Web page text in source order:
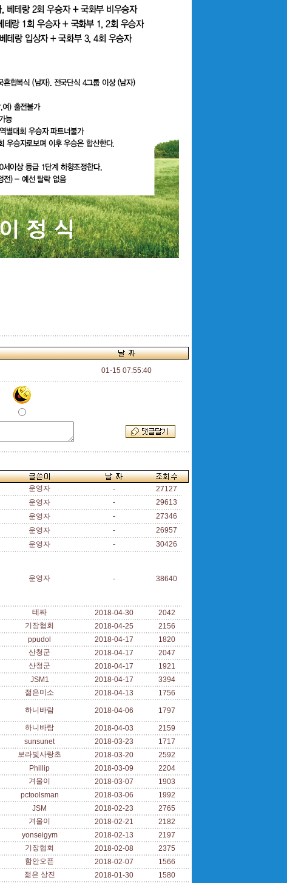
01-15 07:55:40
운영자 -
27127
운영자 -
29613
운영자 -
27346
운영자 -
26957
운영자 - 30426
운영자 - 38640
테짜 2018-04-30
2042
기장협회 2018-04-25
2156
ppudol 2018-04-17
1820
산청군 2018-04-17
2047
산청군 2018-04-17
1921
JSM1 2018-04-17
3394
젊은미소 2018-04-13 1756
하니바람 2018-04-06 1797
하니바람 2018-04-03
2159
sunsunet 2018-03-23
1717
보라빛사랑초 2018-03-20
2592
Phillip 2018-03-09
2204
겨울이 2018-03-07
1903
pctoolsman 2018-03-06
1992
JSM 2018-02-23
2765
겨울이 2018-02-21
2182
yonseigym 2018-02-13
2197
기장협회 2018-02-08
2375
함안오픈 2018-02-07
1566
젊은 상진 2018-01-30 1580